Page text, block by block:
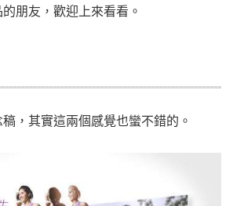
朋友，歡迎上來看看。
，其實這兩個感覺也蠻不錯的。